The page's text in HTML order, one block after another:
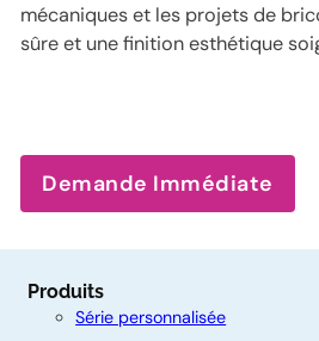
mécaniques et les projets de
sûre et une finition esthétique
Demande Immédiate
Produits
Série personnalisée